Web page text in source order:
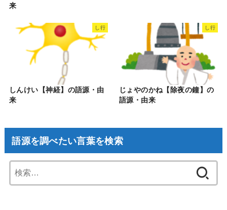
来
し行
しんけい【神経】の語源・由
来
し行
じょやのかね【除夜の鐘】の
語源・由来
語源を調べたい言葉を検索
索: